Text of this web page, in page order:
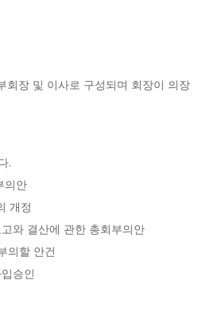
회장 및 이사로 구성되며 회장이 의장
.
의안
개정
와 결산에 관한 총회부의안
의할 안건
승인